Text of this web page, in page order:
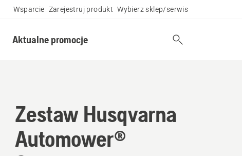
Wsparcie Zarejestruj produkt Wybierz sklep/serwis
Aktualne promocje
Zestaw Husqvarna
Automower®